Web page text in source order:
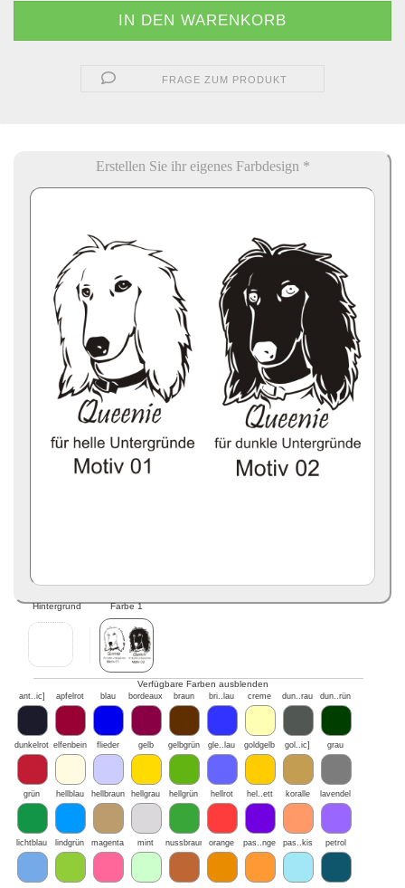
FRAGE ZUM PRODUKT
Erstellen Sie ihr eigenes Farbdesign *
Hintergrund Farbe 1
Verfügbare Farben ausblenden
ant..ic] apfelrot blau bordeaux braun bri..lau creme dun..rau dun..rün
dunkelrot elfenbein flieder gelb gelbgrün gle..lau goldgelb gol..ic] grau
grün hellblau hellbraun hellgrau hellgrün hellrot hel..ett koralle lavendel
lichtblau lindgrün magenta mint nussbraun orange pas..nge pas..kis petrol